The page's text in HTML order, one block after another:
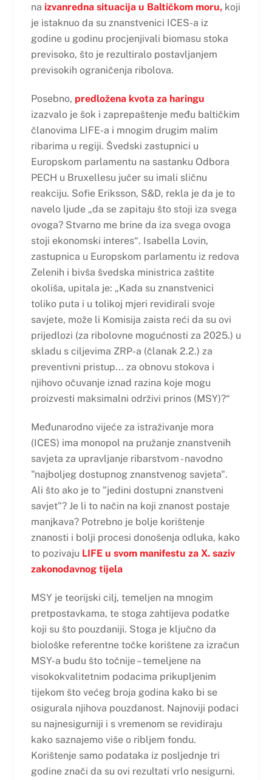
na izvanredna situacija u Baltičkom moru,koji
je istaknuo da su znanstvenici ICES-a iz
godine u godinu procjenjivali biomasu stoka
previsoko, što je rezultiralo postavljanjem
previsokih ograničenja ribolova.
Posebno, predložena kvota za haringu
izazvalo je šok i zaprepaštenje među baltičkim
članovima LIFE-a i mnogim drugim malim
ribarima u regiji. Švedski zastupnici u
Europskom parlamentu na sastanku Odbora
PECH u Bruxellesu jučer su imali sličnu
reakciju. Sofie Eriksson, S&D, rekla je da je to
navelo ljude „da se zapitaju što stoji iza svega
ovoga? Stvarno me brine da iza svega ovoga
stoji ekonomski interes“. Isabella Lovin,
zastupnica u Europskom parlamentu iz redova
Zelenih i bivša švedska ministrica zaštite
okoliša, upitala je: „Kada su znanstvenici
toliko puta i u tolikoj mjeri revidirali svoje
savjete, može li Komisija zaista reći da su ovi
prijedlozi (za ribolovne mogućnosti za 2025.) u
skladu s ciljevima ZRP-a (članak 2.2.) za
preventivni pristup... za obnovu stokova i
njihovo očuvanje iznad razina koje mogu
proizvesti maksimalni održivi prinos (MSY)?“
Međunarodno vijeće za istraživanje mora
(ICES) ima monopol na pružanje znanstvenih
savjeta za upravljanje ribarstvom - navodno
"najboljeg dostupnog znanstvenog savjeta".
Ali što ako je to "jedini dostupni znanstveni
savjet"? Je li to način na koji znanost postaje
manjkava? Potrebno je bolje korištenje
znanosti i bolji procesi donošenja odluka, kako
to pozivaju LIFE u svom manifestu za X. saziv
zakonodavnog tijela
MSY je teorijski cilj, temeljen na mnogim
pretpostavkama, te stoga zahtijeva podatke
koji su što pouzdaniji. Stoga je ključno da
biološke referentne točke korištene za izračun
MSY-a budu što točnije – temeljene na
visokokvalitetnim podacima prikupljenim
tijekom što većeg broja godina kako bi se
osigurala njihova pouzdanost. Najnoviji podaci
su najnesigurniji i s vremenom se revidiraju
kako saznajemo više o ribljem fondu.
Korištenje samo podataka iz posljednje tri
godine znači da su ovi rezultati vrlo nesigurni.